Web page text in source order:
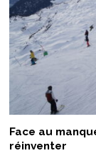
Face au
réinventer